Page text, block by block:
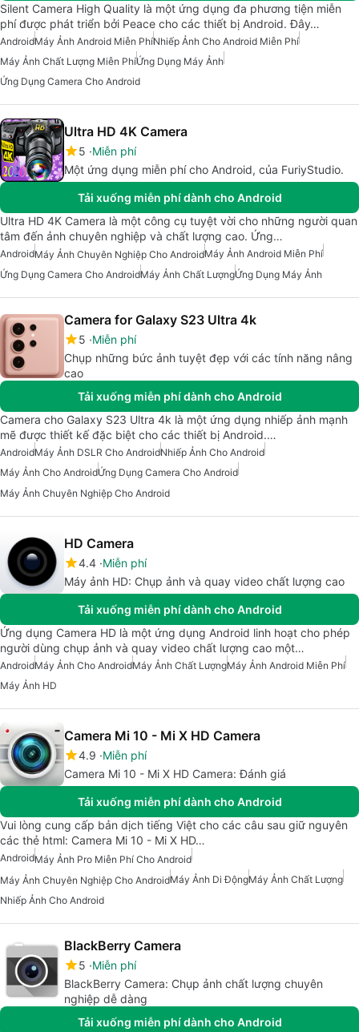
Silent Camera High Quality là một ứng dụng đa phương tiện miễn
phí được phát triển bởi Peace cho các thiết bị Android. Đây…
AndroidMáy Ảnh Android Miễn PhíNhiếp Ảnh Cho Android Miễn Phí
Máy Ảnh Chất Lượng Miễn PhíỨng Dụng Máy Ảnh
Ứng Dụng Camera Cho Android
Ultra HD 4K Camera
5 Miễn phí
Một ứng dụng miễn phí cho Android, của FuriyStudio.
Tải xuống miễn phí dành cho Android
Ultra HD 4K Camera là một công cụ tuyệt vời cho những người quan
tâm đến ảnh chuyên nghiệp và chất lượng cao. Ứng…
AndroidMáy Ảnh Chuyên Nghiệp Cho AndroidMáy Ảnh Android Miễn Phí
Ứng Dụng Camera Cho AndroidMáy Ảnh Chất LượngỨng Dụng Máy Ảnh
Camera for Galaxy S23 Ultra 4k
5 Miễn phí
Chụp những bức ảnh tuyệt đẹp với các tính năng nâng
cao
Tải xuống miễn phí dành cho Android
Camera cho Galaxy S23 Ultra 4k là một ứng dụng nhiếp ảnh mạnh
mẽ được thiết kế đặc biệt cho các thiết bị Android.…
AndroidMáy Ảnh DSLR Cho AndroidNhiếp Ảnh Cho Android
Máy Ảnh Cho AndroidỨng Dụng Camera Cho Android
Máy Ảnh Chuyên Nghiệp Cho Android
HD Camera
4.4 Miễn phí
Máy ảnh HD: Chụp ảnh và quay video chất lượng cao
Tải xuống miễn phí dành cho Android
Ứng dụng Camera HD là một ứng dụng Android linh hoạt cho phép
người dùng chụp ảnh và quay video chất lượng cao một…
AndroidMáy Ảnh Cho AndroidMáy Ảnh Chất LượngMáy Ảnh Android Miễn Phí
Máy Ảnh HD
Camera Mi 10 - Mi X HD Camera
4.9 Miễn phí
Camera Mi 10 - Mi X HD Camera: Đánh giá
Tải xuống miễn phí dành cho Android
Vui lòng cung cấp bản dịch tiếng Việt cho các câu sau giữ nguyên
các thẻ html: Camera Mi 10 - Mi X HD…
AndroidMáy Ảnh Pro Miễn Phí Cho Android
Máy Ảnh Chuyên Nghiệp Cho AndroidMáy Ảnh Di ĐộngMáy Ảnh Chất Lượng
Nhiếp Ảnh Cho Android
BlackBerry Camera
5 Miễn phí
BlackBerry Camera: Chụp ảnh chất lượng chuyên
nghiệp dễ dàng
Tải xuống miễn phí dành cho Android